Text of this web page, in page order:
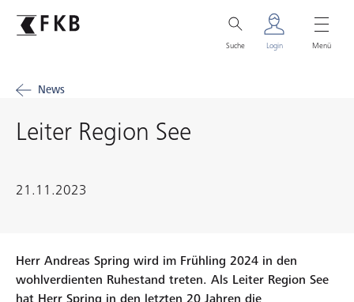
Suche Login Menü
News
Leiter Region See
21.11.2023
Herr Andreas Spring wird im Frühling 2024 in den
wohlverdienten Ruhestand treten. Als Leiter Region See